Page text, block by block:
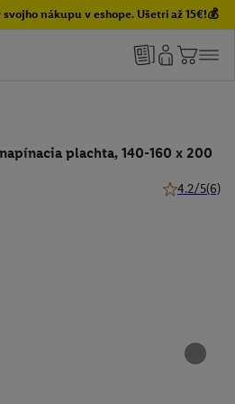
nákupu v eshope. Ušetri až 15€!💰
plachta, 140-160 x 200
4.2/5(6)